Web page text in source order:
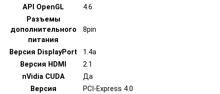
API OpenGL
4.6
Разъемы
дополнительного
питания
8pin
Версия DisplayPort
1.4a
Версия HDMI
2.1
nVidia CUDA
Да
Версия
PCI-Express 4.0